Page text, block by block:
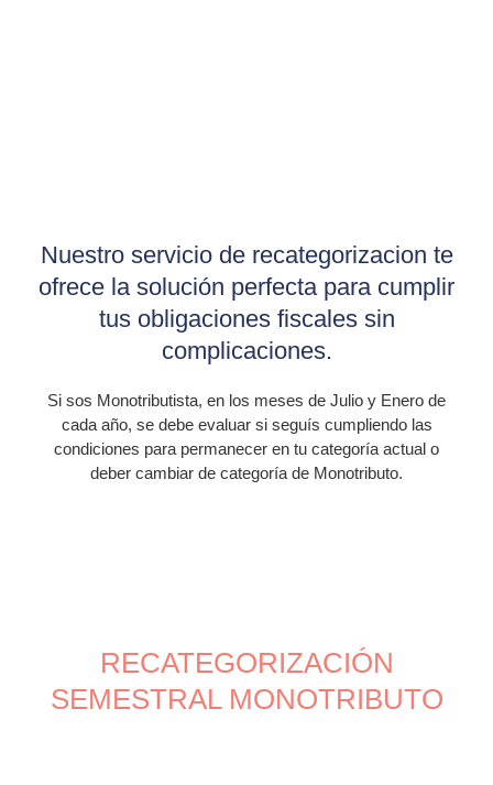
Nuestro servicio de recategorizacion te
ofrece la solución perfecta para cumplir
tus obligaciones fiscales sin
complicaciones.
Si sos Monotributista, en los meses de Julio y Enero de
cada año, se debe evaluar si seguís cumpliendo las
condiciones para permanecer en tu categoría actual o
deber cambiar de categoría de Monotributo.
RECATEGORIZACIÓN
SEMESTRAL MONOTRIBUTO